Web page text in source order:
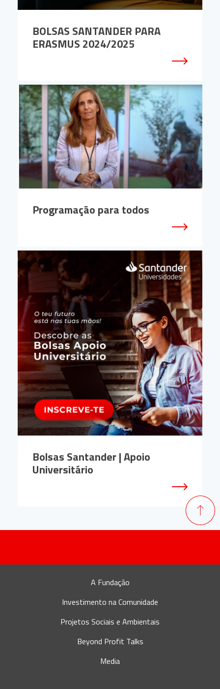
BOLSAS SANTANDER PARA
ERASMUS 2024/2025
Programação para todos
Bolsas Santander | Apoio
Universitário
A Fundação
Investimento na Comunidade
Projetos Sociais e Ambientais
Beyond Profit Talks
Media